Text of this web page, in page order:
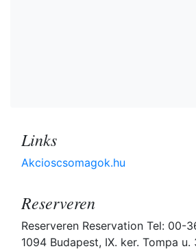
Links
Akcioscsomagok.hu
Reserveren
Reserveren Reservation Tel: 00-
1094 Budapest, IX. ker. Tompa u.